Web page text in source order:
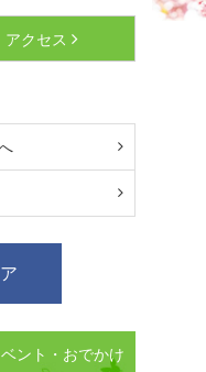
アクセス
ント・おでかけ